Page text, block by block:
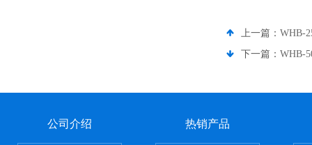
上一篇： WHB-
下一篇： WHB-
公司介绍 热销产品